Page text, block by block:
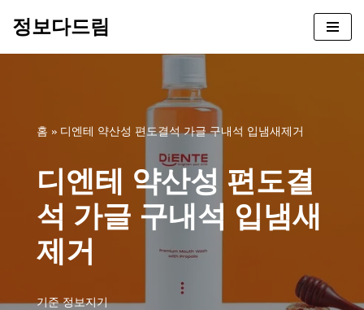
정보다드림
홈 » 디엔테 약산성 편도결석 가글 구내석 입냄새제거
디엔테 약산성 편도결
석 가글 구내석 입냄새
제거
기준정보지기